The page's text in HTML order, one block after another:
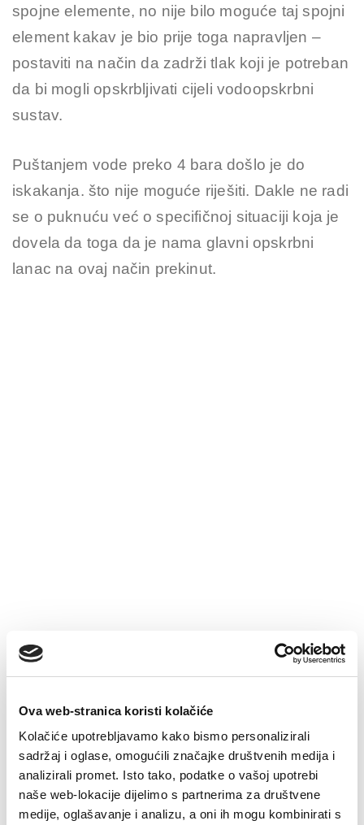
Ova web-stranica koristi kolačiće
Kolačiće upotrebljavamo kako bismo personalizirali
sadržaj i oglase, omogućili značajke društvenih medija i
analizirali promet. Isto tako, podatke o vašoj upotrebi
naše web-lokacije dijelimo s partnerima za društvene
medije, oglašavanje i analizu, a oni ih mogu kombinirati s
spojne elemente, no nije bilo moguće taj spojni
element kakav je bio prije toga napravljen –
postaviti na način da zadrži tlak koji je potreban
da bi mogli opskrbljivati cijeli vodoopskrbni
sustav.
Puštanjem vode preko 4 bara došlo je do
iskakanja. što nije moguće riješiti. Dakle ne radi
se o puknuću već o specifičnoj situaciji koja je
dovela da toga da je nama glavni opskrbni
lanac na ovaj način prekinut.